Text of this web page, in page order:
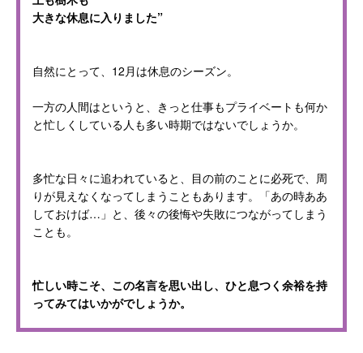
大きな休息に入りました”
自然にとって、12月は休息のシーズン。
一方の人間はというと、きっと仕事もプライベートも何か
と忙しくしている人も多い時期ではないでしょうか。
多忙な日々に追われていると、目の前のことに必死で、周
りが見えなくなってしまうこともあります。「あの時ああ
しておけば…」と、後々の後悔や失敗につながってしまう
ことも。
忙しい時こそ、この名言を思い出し、ひと息つく余裕を持
ってみてはいかがでしょうか。